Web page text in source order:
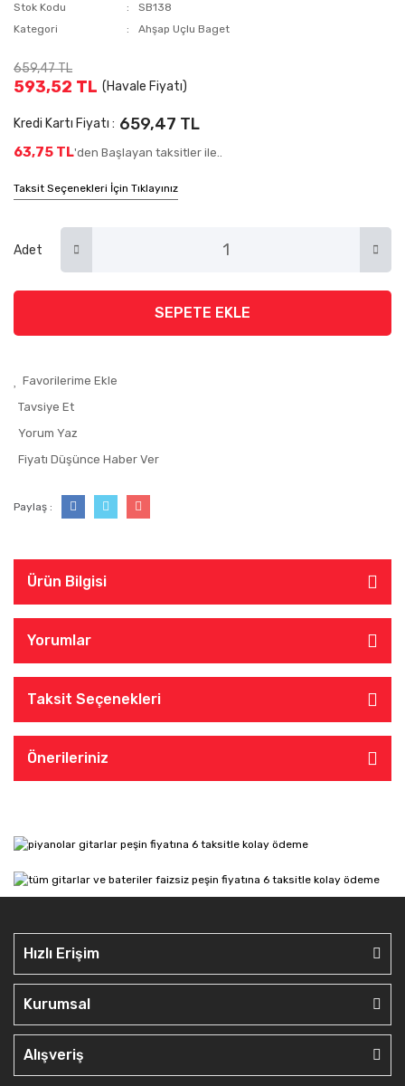
Stok Kodu
SB138
Kategori
Ahşap Uçlu Baget
659,47 TL
593,52 TL (Havale Fiyatı)
Kredi Kartı Fiyatı : 659,47 TL
63,75 TL'den Başlayan taksitler ile..
Taksit Seçenekleri İçin Tıklayınız
Adet
SEPETE EKLE
Tavsiye Et
Yorum Yaz
Fiyatı Düşünce Haber Ver
Paylaş :
Ürün Bilgisi
Yorumlar
Taksit Seçenekleri
Önerileriniz
Hızlı Erişim
Kurumsal
Alışveriş